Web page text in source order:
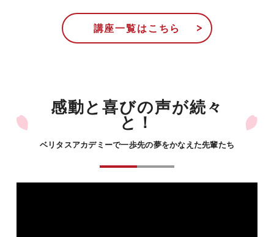
講座一覧はこちら
感動と喜びの声が続々
と！
ベリタスアカデミーで一歩先の夢をかなえた先輩たち